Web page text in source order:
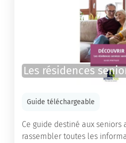
Les résidences
Guide téléchargeable
Ce guide destiné aux seniors
rassembler toutes les